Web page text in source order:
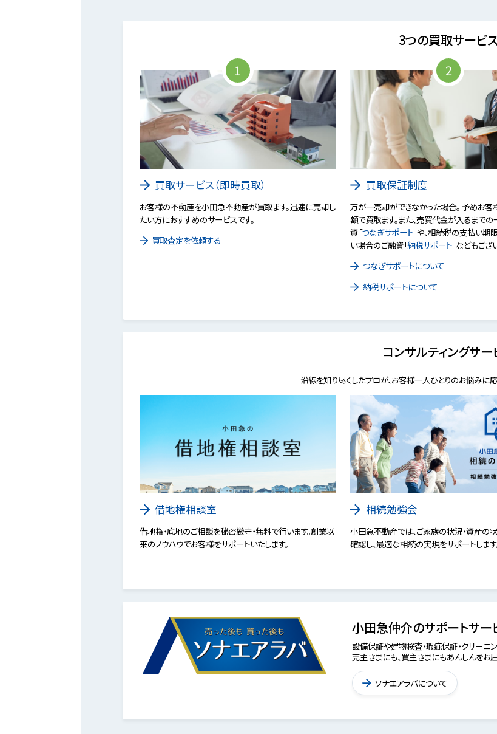
3つの買取サービス
1
買取サービス（即時買取）
お客様の不動産を小田急不動産が買取ます。迅速に売却し
たい方におすすめのサービスです。
買取査定を依頼する
2
買取保証制度
万が一売却ができなかった場合。 予めお
額で買取ます。また、売買代金が入るまで
資「つなぎサポート 」や、相続税の支払い
い場合のご融資「納税サポート 」などもござ
つなぎサポートについて
納税サポートについて
コンサルティングサー
沿線を知り尽くしたプロが、お客様一人ひとりのお悩みに応
借地権相談室
借地権・底地のご相談を秘密厳守・無料で行います。創業以
来のノウハウでお客様をサポートいたします。
相続勉強会
小田急不動産では、ご家族の状況・資産の
確認し、最適な相続の実現をサポートします
小田急仲介のサポートサー
設備保証や建物検査・瑕疵保証・クリーニ
売主さまにも、買主さまにもあんしんをお
ソナエアラバについて